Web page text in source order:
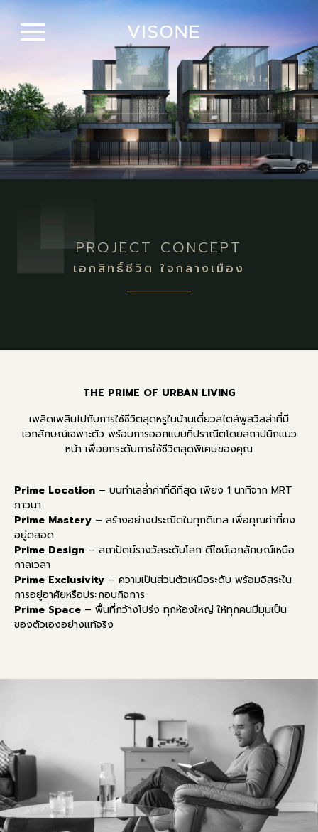
PROJECT CONCEPT
เอกสิทธิ์ชีวิต ใจกลางเมือง
THE PRIME OF URBAN LIVING
เพลิดเพลินไปกับการใช้ชีวิตสุดหรูในบ้านเดี่ยวสไตล์พูลวิลล่าที่มี
เอกลักษณ์เฉพาะตัว พร้อมการออกแบบที่ปราณีตโดยสถาปนิกแนว
หน้า เพื่อยกระดับการใช้ชีวิตสุดพิเศษของคุณ
Prime Location – บนทำเลล้ำค่าที่ดีที่สุด เพียง 1 นาทีจาก MRT
ภาวนา
Prime Mastery – สร้างอย่างประณีตในทุกดีเทล เพื่อคุณค่าที่คง
อยู่ตลอด
Prime Design – สถาปัตย์รางวัลระดับโลก ดีไซน์เอกลักษณ์เหนือ
กาลเวลา
Prime Exclusivity – ความเป็นส่วนตัวเหนือระดับ พร้อมอิสระใน
การอยู่อาศัยหรือประกอบกิจการ
Prime Space – พื้นที่กว้างโปร่ง ทุกห้องใหญ่ ให้ทุกคนมีมุมเป็น
ของตัวเองอย่างแท้จริง